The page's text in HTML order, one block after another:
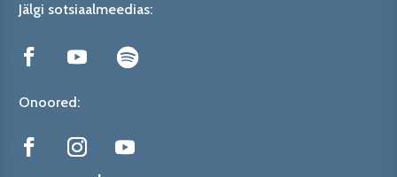
Jälgi sotsiaalmeedias:
Onoored: